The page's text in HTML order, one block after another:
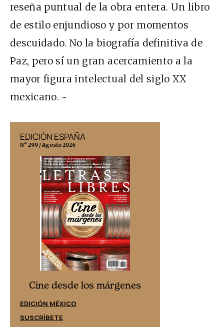
reseña puntual de la obra entera. Un libro
de estilo enjundioso y por momentos
descuidado. No la biografía definitiva de
Paz, pero sí un gran acercamiento a la
mayor figura intelectual del siglo XX
mexicano. ~
EDICIÓN ESPAÑA
N° 299 / Agosto 2026
Cine desde los márgenes
EDICIÓN MÉXICO
SUSCRÍBETE